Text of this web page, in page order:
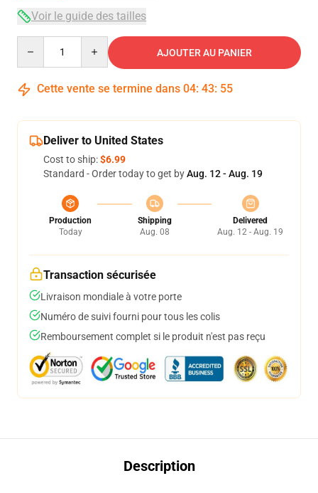
Voir le guide des tailles
AJOUTER AU PANIER
Cette vente se termine dans 04: 43: 54
Deliver to United States
Cost to ship:$6.99
Standard - Order today to get byAug. 12 - Aug. 19
Production
Today
Shipping
Aug. 08
Delivered
Aug. 12 - Aug. 19
Transaction sécurisée
Livraison mondiale à votre porte
Numéro de suivi fourni pour tous les colis
Remboursement complet si le produit n'est pas reçu
Description